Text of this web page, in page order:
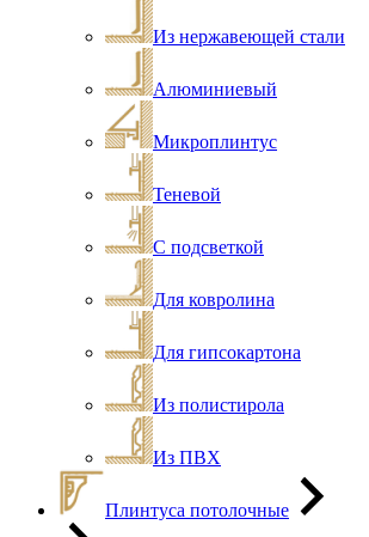
Из нержавеющей стали
Алюминиевый
Микроплинтус
Теневой
С подсветкой
Для ковролина
Для гипсокартона
Из полистирола
Из ПВХ
Плинтуса потолочные